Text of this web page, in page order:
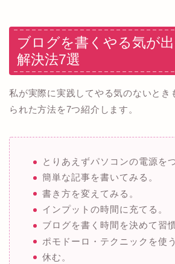
ブログを書くやる気が
解決法7選
私が実際に実践してやる気のないとき
られた方法を7つ紹介します。
とりあえずパソコンの電源を
簡単な記事を書いてみる。
書き方を変えてみる。
インプットの時間に充てる。
ブログを書く時間を決めて習
ポモドーロ・テクニックを使う
休む。